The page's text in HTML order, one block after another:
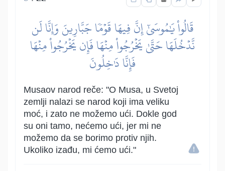
قَالُواْ يَٰمُوسَىٰٓ إِنَّ فِيهَا قَوۡمٗا جَبَّارِينَ وَإِنَّا لَن
نَّدۡخُلَهَا حَتَّىٰ يَخۡرُجُواْ مِنۡهَا فَإِن يَخۡرُجُواْ مِنۡهَا
فَإِنَّا دَٰخِلُونَ
Musaov narod reče: "O Musa, u Svetoj
zemlji nalazi se narod koji ima veliku
moć, i zato ne možemo ući. Dokle god
su oni tamo, nećemo ući, jer mi ne
možemo da se borimo protiv njih.
Ukoliko izađu, mi ćemo ući."